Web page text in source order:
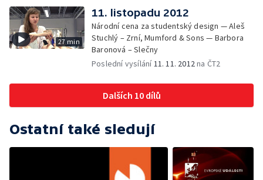
27 min
11. listopadu 2012
Národní cena za studentský design — Aleš
Stuchlý – Zrní, Mumford & Sons — Barbora
Baronová – Slečny
Poslední vysílání 11. 11. 2012 na ČT2
Dalších 10 dílů
Ostatní také sledují